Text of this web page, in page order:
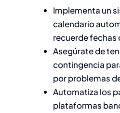
Implementa un
calendario
recuerde fechas
Asegúrate de
contingencia
por problemas
Automatiza los
plataformas